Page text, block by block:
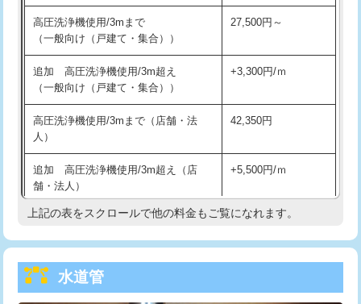
給水管工事※（バンド止め)
給水管工事※（支持金具設置) 5,500円
め込み）)
業)
給水管工事※（塩ビ管（VP・HI）使
用/3ｍまで)
33,000円
給水管工事※（塩ビ管（VP・HI）使
用（追加）/3ｍ超え)
+8,800円
給水管工事※（ライニング鋼管・銅
44,000円
高圧洗浄機使用/3mまで
（一般向け（戸建て・集合））
27,500円～
追加 高圧洗浄機使用/3m超え
（一般向け（戸建て・集合））
+3,300円/ｍ
高圧洗浄機使用/3mまで（店舗・法
人）
42,350円
追加 高圧洗浄機使用/3m超え（店
舗・法人）
+5,500円/ｍ
高度高圧洗浄換 現地調査
トーラー機使用/3mまで
上記の表をスクロールで他の料金もご覧になれます。
水道管